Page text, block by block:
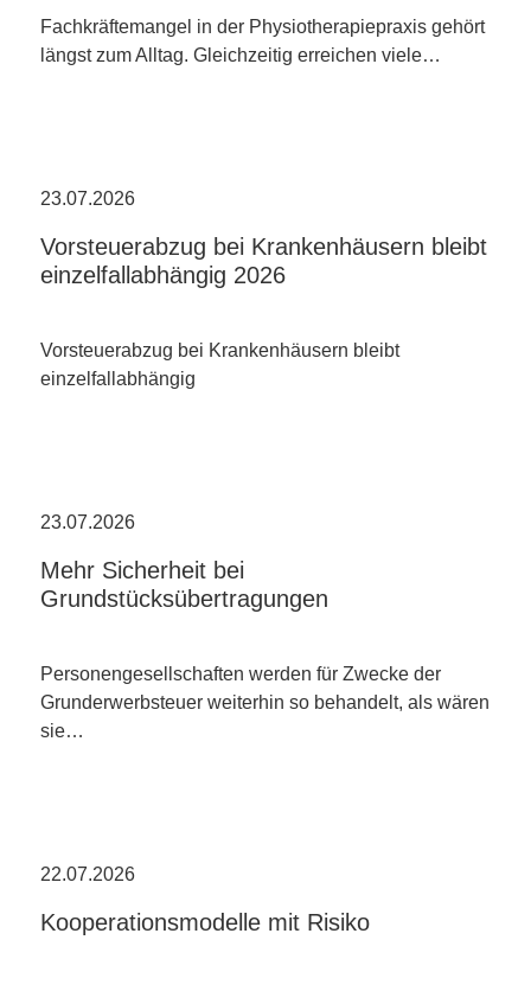
Fachkräftemangel in der Physiotherapiepraxis gehört
längst zum Alltag. Gleichzeitig erreichen viele…
23.07.2026
Vorsteuerabzug bei Krankenhäusern bleibt
einzelfallabhängig 2026
Vorsteuerabzug bei Krankenhäusern bleibt
einzelfallabhängig
23.07.2026
Mehr Sicherheit bei
Grundstücksübertragungen
Personengesellschaften werden für Zwecke der
Grunderwerbsteuer weiterhin so behandelt, als wären
sie…
22.07.2026
Kooperationsmodelle mit Risiko